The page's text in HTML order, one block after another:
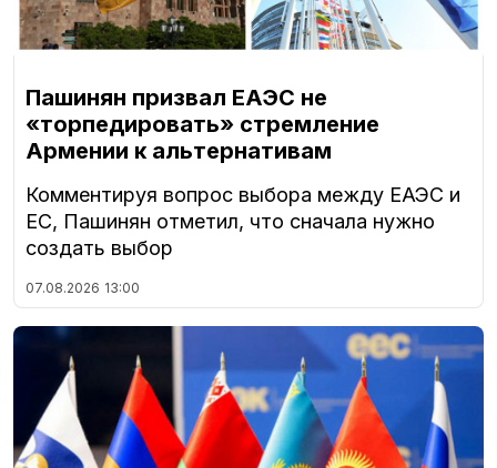
Пашинян призвал ЕАЭС не
«торпедировать» стремление
Армении к альтернативам
Комментируя вопрос выбора между ЕАЭС и
ЕС, Пашинян отметил, что сначала нужно
создать выбор
07.08.2026 13:00